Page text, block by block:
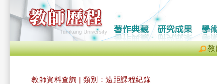
教
教師資料查詢 | 類別：遠距課程紀錄